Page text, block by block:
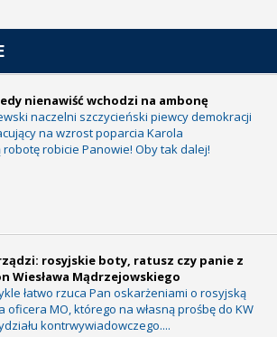
nienawiść wchodzi na ambonę
naczelni szczycieński piewcy demokracji
na wzrost poparcia Karola
robicie Panowie! Oby tak dalej!
rosyjskie boty, ratusz czy panie z
Wiesława Mądrzejowskiego
łatwo rzuca Pan oskarżeniami o rosyjską
oficera MO, którego na własną prośbę do KW
kontrwywiadowczego....